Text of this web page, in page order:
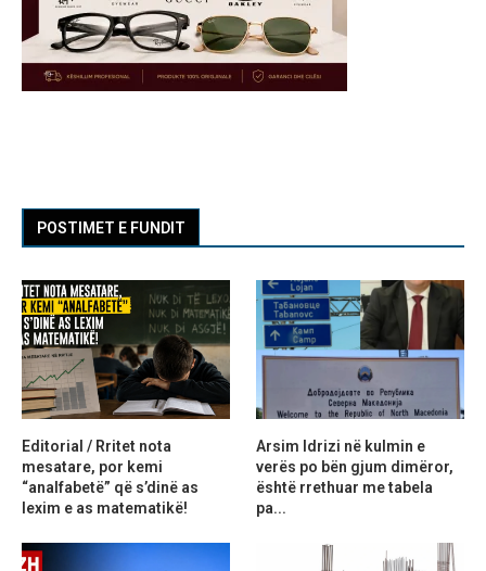
POSTIMET E FUNDIT
Editorial / Rritet nota
mesatare, por kemi
“analfabetë” që s’dinë as
lexim e as matematikë!
Arsim Idrizi në kulmin e
verës po bën gjum dimëror,
është rrethuar me tabela
pa...